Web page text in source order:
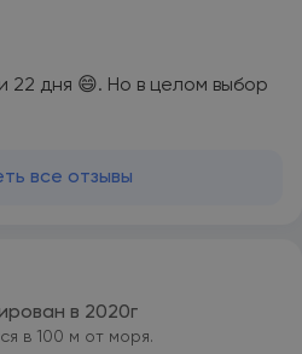
22 дня 😄. Но в целом выбор
все отзывы
в 2020г
в 100 м от моря.